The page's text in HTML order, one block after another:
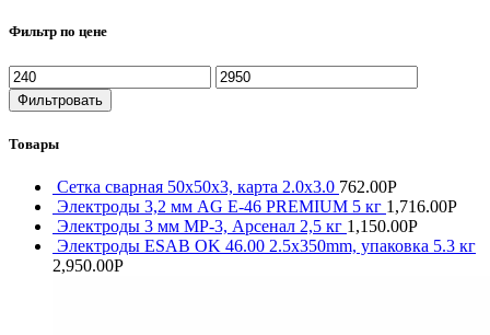
Фильтр по цене
Фильтровать
Товары
Сетка сварная 50х50х3, карта 2.0х3.0 762.00Р
Электроды 3,2 мм AG E-46 PREMIUM 5 кг 1,716.00Р
Электроды 3 мм МР-3, Арсенал 2,5 кг 1,150.00Р
Электроды ESAB OK 46.00 2.5x350mm, упаковка 5.3 кг
2,950.00Р